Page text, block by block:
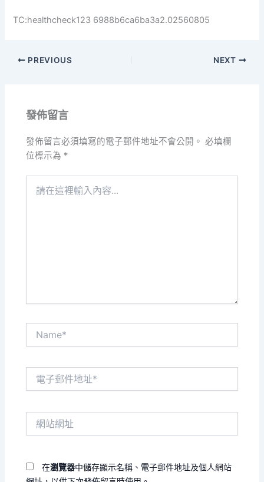
TC:healthcheck123 6988b6ca6ba3a2.02560805
PREVIOUS NEXT
發佈留言
發佈留言必須填寫的電子郵件地址不會公開。 必填欄
位標示為 *
在瀏覽器中儲存顯示名稱、電子郵件地址及個人網站